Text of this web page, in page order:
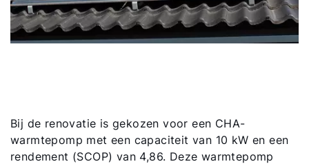
Bij de renovatie is gekozen voor een CHA-
warmtepomp met een capaciteit van 10 kW en een
rendement (SCOP) van 4,86. Deze warmtepomp
Downloads